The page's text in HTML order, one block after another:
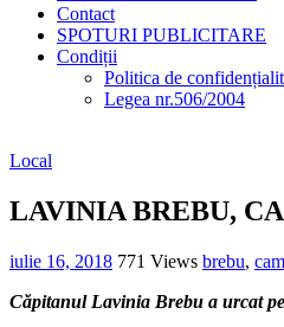
Contact
SPOTURI PUBLICITARE
Condiții
Politica de
Legea nr.506/2004
Local
LAVINIA BREBU,
iulie 16, 2018 771 Views brebu,
CăpitanulLavinia Brebu a urcat